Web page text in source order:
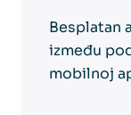
Besplatan
između
mobilnoj